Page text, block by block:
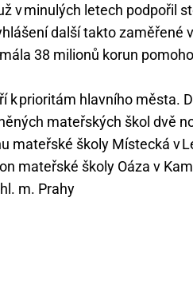
v minulých letech podpořil
další takto zaměřené
38 milionů korun
k prioritám hlavního města.
mateřských škol dvě
mateřské školy Místecká v
mateřské školy Oáza v
m. Prahy